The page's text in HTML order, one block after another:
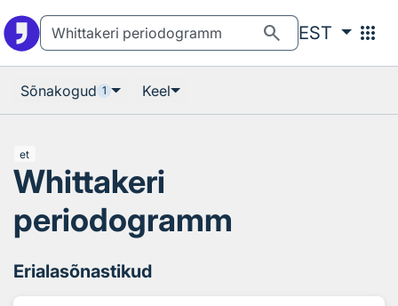
search EST apps
Sõnakogud 1 Keel
et
Whittakeri
periodogramm
Erialasõnastikud